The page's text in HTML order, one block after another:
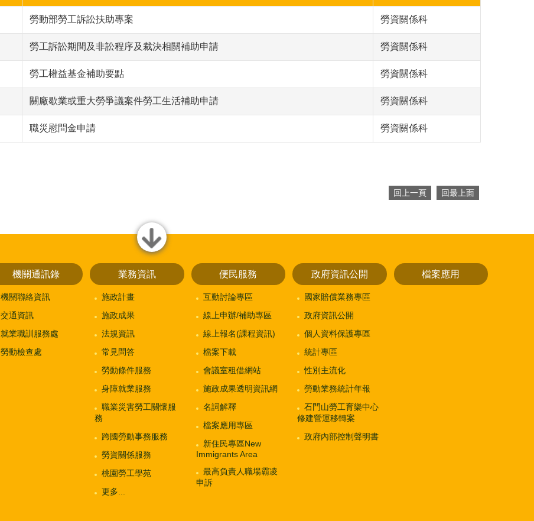
勞動部勞工訴訟扶助專案 勞資關係科
勞工訴訟期間及非訟程序及裁決相關補助申請 勞資關係科
勞工權益基金補助要點 勞資關係科
關廠歇業或重大勞爭議案件勞工生活補助申請 勞資關係科
職災慰問金申請 勞資關係科
回上一頁 回最上面
close
機關通訊錄
機關聯絡資訊
交通資訊
就業職訓服務處
勞動檢查處
業務資訊
施政計畫
施政成果
法規資訊
常見問答
勞動條件服務
身障就業服務
職業災害勞工關懷服
務
跨國勞動事務服務
勞資關係服務
桃園勞工學苑
更多...
便民服務
互動討論專區
線上申辦/補助專區
線上報名(課程資訊)
檔案下載
會議室租借網站
施政成果透明資訊網
名詞解釋
檔案應用專區
新住民專區New
Immigrants Area
最高負責人職場霸凌
申訴
政府資訊公開
國家賠償業務專區
政府資訊公開
個人資料保護專區
統計專區
性別主流化
勞動業務統計年報
石門山勞工育樂中心
修建營運移轉案
政府內部控制聲明書
檔案應用